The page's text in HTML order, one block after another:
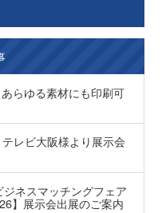
らゆる素材にも印刷可
レビ大阪様より展示会
ジネスマッチングフェア
】展示会出展のご案内